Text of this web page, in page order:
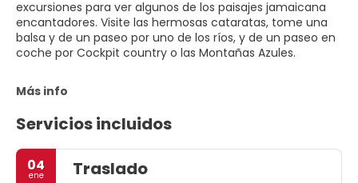
excursiones para ver algunos de los paisajes jamaicana
encantadores. Visite las hermosas cataratas, tome una
balsa y de un paseo por uno de los ríos, y de un paseo en
coche por Cockpit country o las Montañas Azules.
Más info
Servicios incluidos
04
ene Traslado